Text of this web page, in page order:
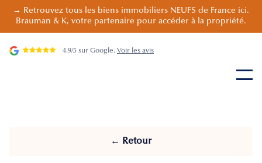
→ Retrouvez tous les biens immobiliers NEUFS de France ici.
Brauman & K, votre partenaire pour accéder à la propriété.
4.9/5 sur Google. Voir les avis
← Retour